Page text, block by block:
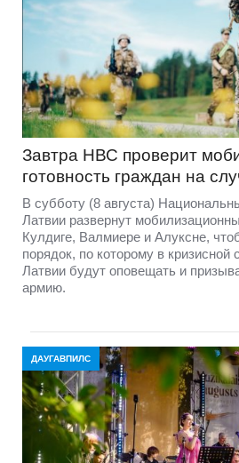
Завтра НВС проверит
готовность граждан на
В субботу (8 августа)
Латвии развернут
Кулдиге, Валмиере и Алуксне,
порядок, по которому в кризисной
Латвии будут оповещать и
армию.
ДАУГАВПИЛС